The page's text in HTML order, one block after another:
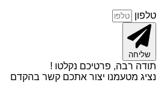
טלפון
שליחה
תודה רבה, פרטיכם נקלטו !
נציג מטעמנו יצור אתכם קשר בהקדם